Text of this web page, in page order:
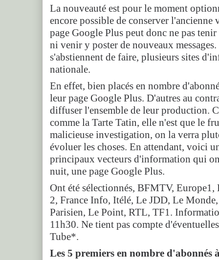
La nouveauté est pour le moment
encore possible de conserver l'ancienne
page Google Plus peut donc ne pas
ni venir y poster de nouveaux
s'abstiennent de faire, plusieurs sites
nationale.
En effet, bien placés en nombre
leur page Google Plus. D'autres au
diffuser l'ensemble de leur production.
comme la Tarte Tatin, elle n'est que le
malicieuse investigation, on la verra
évoluer les choses. En attendant, voici
principaux vecteurs d'information qui
nuit, une page Google Plus.
Ont été sélectionnés, BFMTV,
2, France Info, Itélé, Le JDD, Le
Parisien, Le Point, RTL, TF1.
11h30. Ne tient pas compte
Tube*.
Les 5 premiers en nombre d'abonnés